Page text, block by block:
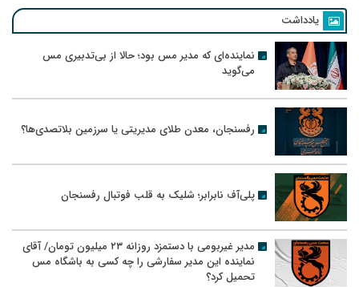
یادداشت
نماینده‌ای که مدیر مس بود؛ حالا از بی‌تدبیری مس
می‌گوید
رفسنجان، معدن طلای مدیریتی یا سرزمین بلاتصدی‌ها؟
پلی‌آف نابرابر؛ شلیک به قلب فوتبال رفسنجان
مدیر غیربومی با دستمزد روزانه ۲۳ میلیون تومان/ آقای
نماینده این مدیر سفارشی را چه کسی به باشگاه مس
تحمیل کرد؟